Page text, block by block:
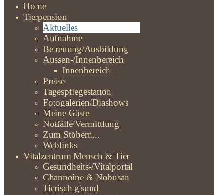
Home
Tierpension
Aktuelles
Aufnahme
Betreuung/Ausbildung
Aussen-/Innenbereich
Innenbereich
Preise
Tagespflegestation
Fotogalerien/Diashows
Meine Gäste
Notfälle/Vermittlung
Zum Stöbern...
Weblinks
Vitalzentrum Mensch & Tier
Gesundheits-/Vitalportal
Channoine & Nobusan
Tierisch g'sund